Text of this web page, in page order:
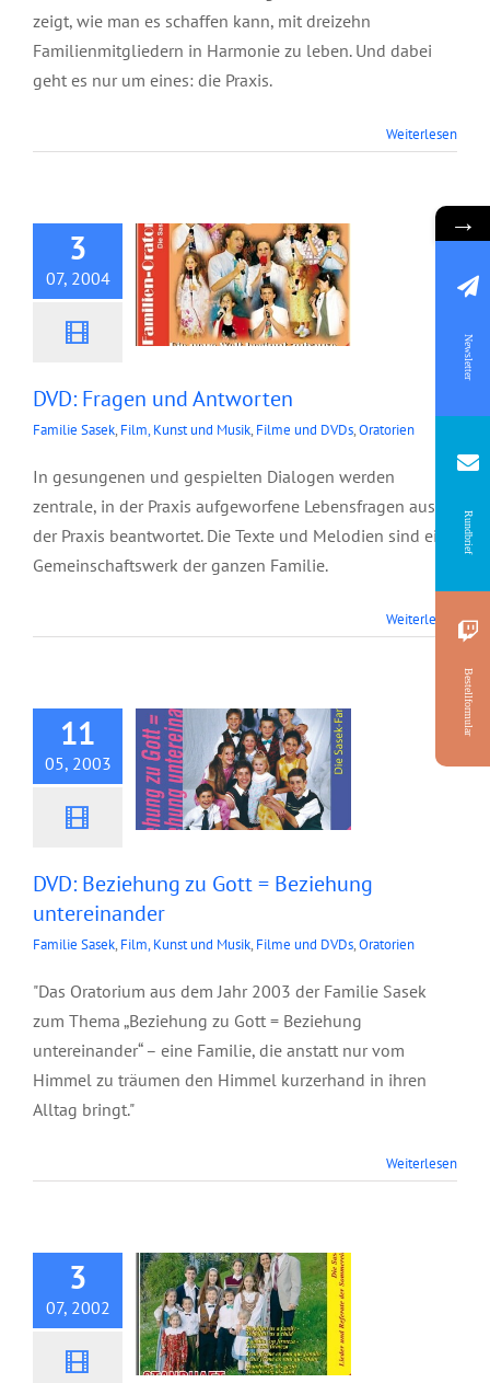
zeigt, wie man es schaffen kann, mit dreizehn
Familienmitgliedern in Harmonie zu leben. Und dabei
geht es nur um eines: die Praxis.
Weiterlesen
3
07, 2004
DVD: Fragen und
DVD: Fragen und Antworten
Familie Sasek, Film, Kunst und Musik, Filme und DVDs,Oratorien
In gesungenen und gespielten Dialogen werden
zentrale, in der Praxis aufgeworfene Lebensfragen aus
der Praxis beantwortet. Die Texte und Melodien sind ein
Gemeinschaftswerk der ganzen Familie.
Weiterlesen
11
05, 2003
DVD: Beziehung zu Gott = Beziehung
untereinander
Familie Sasek, Film, Kunst und Musik, Filme und DVDs,Oratorien
"Das Oratorium aus dem Jahr 2003 der Familie Sasek
zum Thema „Beziehung zu Gott = Beziehung
untereinander“ – eine Familie, die anstatt nur vom
Himmel zu träumen den Himmel kurzerhand in ihren
Alltag bringt."
Weiterlesen
3
07, 2002
→
Newsletter
Rundbrief
Bestellformular